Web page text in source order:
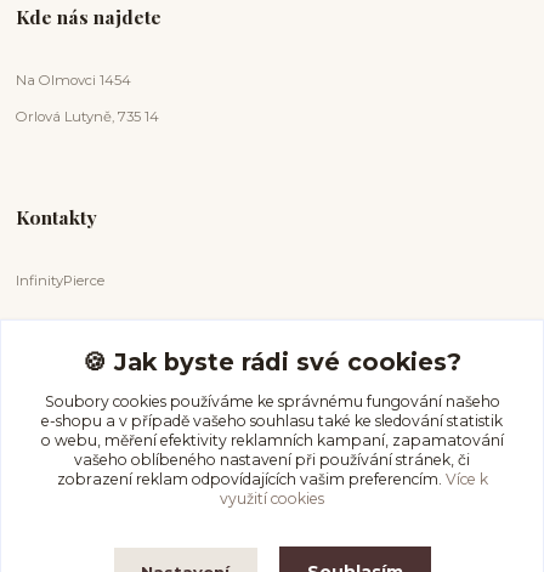
Kde nás najdete
Na Olmovci 1454
Orlová Lutyně, 735 14
Kontakty
InfinityPierce
+420 731 681 038
(Po-Ne, 9-18 hod.)
info@infinitypierce.cz
🍪 Jak byste rádi své cookies?
Soubory cookies používáme ke správnému fungování našeho
e-shopu a v případě vašeho souhlasu také ke sledování statistik
o webu, měření efektivity reklamních kampaní, zapamatování
vašeho oblíbeného nastavení při používání stránek, či
zobrazení reklam odpovídajících vašim preferencím. Více k
využití cookies